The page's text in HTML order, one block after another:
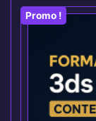
Promo !